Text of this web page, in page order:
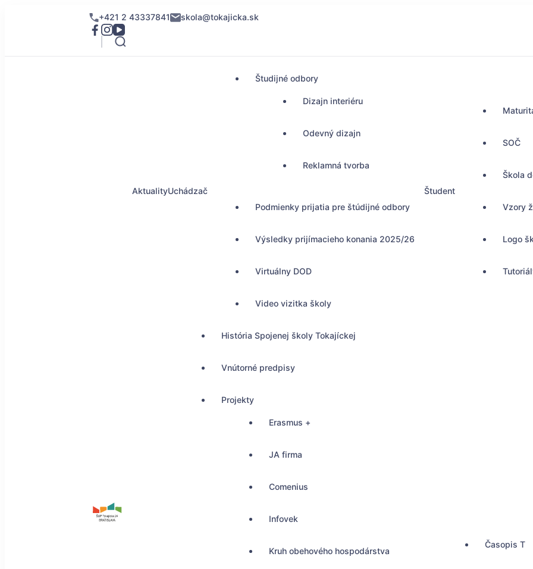
+421 2 43337841 skola@tokajicka.sk
ŠUP Tokajícka 24, Bratislava
AktualityUchádzač
Študijné odbory
Dizajn interiéru
Odevný dizajn
Reklamná tvorba
Podmienky prijatia pre štúdijné odbory
Výsledky prijímacieho konania 2025/26
Virtuálny DOD
Video vizitka školy
Študent
SOČ
Škola
Vzory
Logo
História Spojenej školy Tokajíckej
Vnútorné predpisy
Projekty
Erasmus +
JA firma
Comenius
Infovek
Kruh obehového hospodárstva
Časopis T